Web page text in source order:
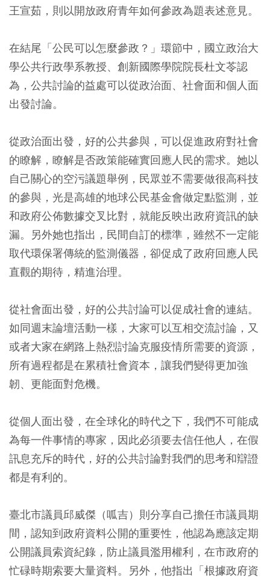
王宣茹，則以開放政府青年如何參政為題表述意見。
在結尾「公民可以怎麼參政？」環節中，國立政治大
學公共行政學系教授、創新國際學院院長杜文苓認
為，公共討論的益處可以從政治面、社會面和個人面
出發討論。
從政治面出發，好的公共參與，可以促進政府對社會
的瞭解，瞭解是否政策能確實回應人民的需求。她以
自己關心的空污議題舉例，民眾並不需要做很高科技
的參與，光是高雄的地球公民基金會做定點監測，並
和政府公佈數據交叉比對，就能反映出政府資訊的缺
漏。另外她也指出，民間自訂的標準，雖然不一定能
取代環保署傳統的監測儀器，卻促成了政府回應人民
直觀的期待，精進治理。
從社會面出發，好的公共討論可以促成社會的連結。
如同週末論壇活動一樣，大家可以互相交流討論，又
或者大家在網路上熱烈討論克服疫情所需要的資源，
所有過程都是在累積社會資本，讓我們變得更加強
韌、更能面對危機。
從個人面出發，在全球化的時代之下，我們不可能成
為每一件事情的專家，因此必須要去信任他人，在假
訊息充斥的時代，好的公共討論對我們的思考和辯證
都是有利的。
臺北市議員邱威傑（呱吉）則分享自己擔任市議員期
間，認知到政府資料公開的重要性，他認為應該定期
公開議員索資紀錄，防止議員濫用權利，在市政府的
忙碌時期索要大量資料。另外，他指出「根據政府資